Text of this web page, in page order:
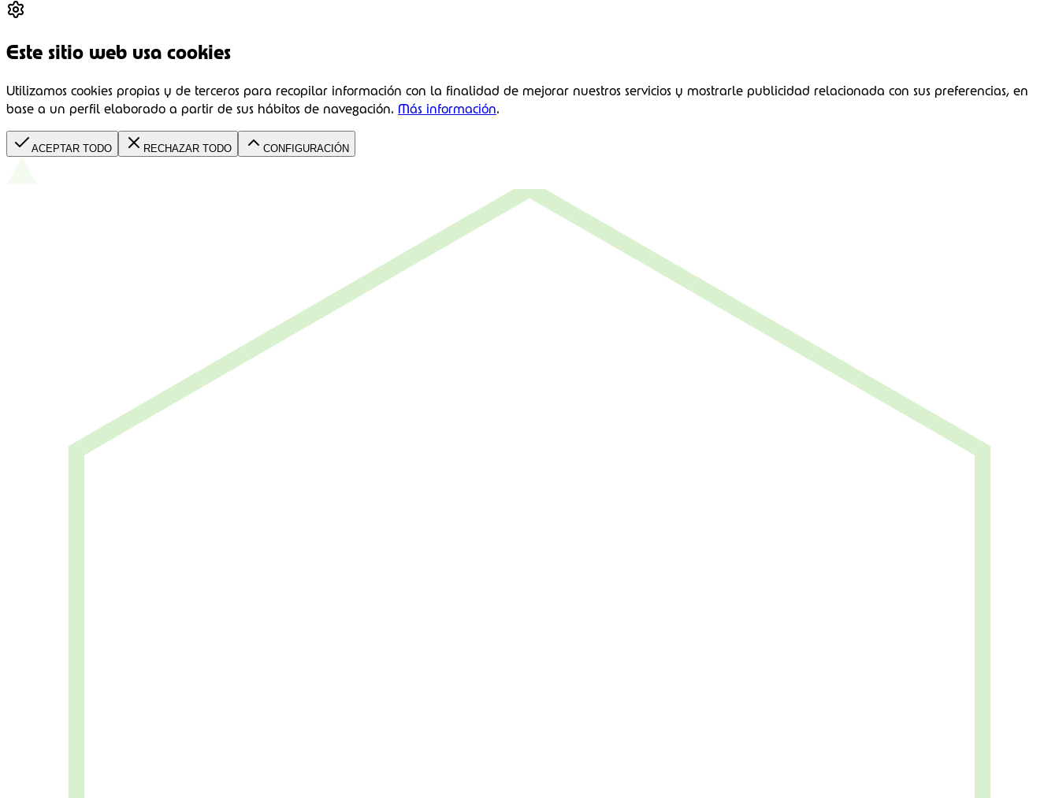
Este sitio web usa cookies
Utilizamos cookies propias y de terceros para recopilar información con la finalidad de mejorar nuestros servicios y mostrarle publicidad relacionada con sus preferencias, en
base a un perfil elaborado a partir de sus hábitos de navegación. Más información.
ACEPTAR TODO RECHAZAR TODO CONFIGURACIÓN